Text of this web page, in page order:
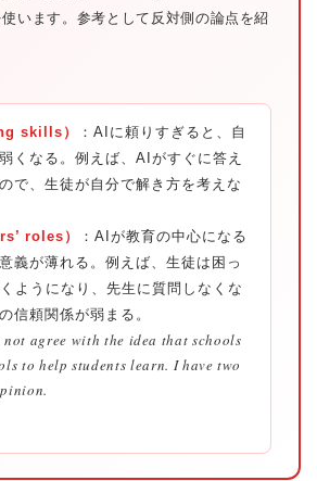
使います。参考として反対側の論点を紹
skills）
：AIに頼りすぎると、自
くなる。例えば、AIがすぐに答え
で、生徒が自分で解き方を考えな
roles）
：AIが教育の中心になる
義が薄れる。例えば、生徒は困っ
ようになり、先生に質問しなくな
信頼関係が弱まる。
not agree with the idea that schools
to help students learn. I have two